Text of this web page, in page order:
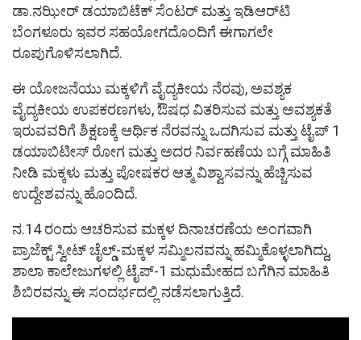
ಡಾ.ನಝೀರ್‌ ಡಯಾಬಿಟೆಕ್ ಸೆಂಟರ್ ಮತ್ತು ಇಡಿಆರ್‌ಟಿ
ಬೆಂಗಳೂರು ಇವರ ಸಹಯೋಗದೊಂದಿಗೆ ಈಗಾಗಲೇ
ರೂಪುಗೊಳಿಸಲಾಗಿದೆ.
ಈ ಯೋಜನೆಯು ಮಕ್ಕಳಿಗೆ ವೈದ್ಯಕೀಯ ನೆರವು, ಅವಶ್ಯಕ
ವೈದ್ಯಕೀಯ ಉಪಕರಣಗಳು, ಔಷಧ ವಿತರಿಸುವ ಮತ್ತು ಅವಶ್ಯಕತೆ
ಇರುವವರಿಗೆ ಶಿಕ್ಷಣಕ್ಕೆ ಆರ್ಥಿಕ ನೆರವನ್ನು ಒದಗಿಸುವ ಮತ್ತು ಟೈಪ್‌ 1
ಡಯಾಬಿಟೀಸ್ ರೋಗ ಮತ್ತು ಅದರ ನಿರ್ವಹಣೆಯ ಬಗ್ಗೆ ಮಾಹಿತಿ
ನೀಡಿ ಮಕ್ಕಳು ಮತ್ತು ಪೋಷಕರ ಆತ್ಮ ವಿಶ್ವಾಸವನ್ನು ಹೆಚ್ಚಿಸುವ
ಉದ್ದೇಶವನ್ನು ಹೊಂದಿದೆ.
ನ.14 ರಂದು ಆಚರಿಸುವ ಮಕ್ಕಳ ದಿನಾಚರಣೆಯ ಅಂಗವಾಗಿ
ಪ್ರಾಜೆಕ್ಟ್ ಸ್ವೀಟ್ ಚೈಲ್ಡ್-ಮಕ್ಕಳ ಸಮ್ಮಿಲನವನ್ನು ಹಮ್ಮಿಕೊಳ್ಳಲಾಗಿದ್ದು,
ಶಾಲಾ ಕಾಲೇಜುಗಳಲ್ಲಿ ಟೈಪ್-1 ಮಧುಮೇಹದ ಬಗೆಗಿನ ಮಾಹಿತಿ
ಶಿಬಿರವನ್ನು ಈ ಸಂದರ್ಭದಲ್ಲಿ ನಡೆಸಲಾಗುತ್ತಿದೆ.